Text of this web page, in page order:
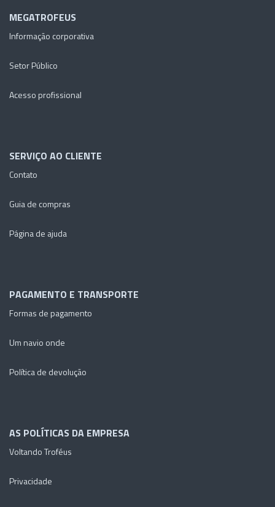
MEGATROFEUS
Informação corporativa
Setor Público
Acesso profissional
SERVIÇO AO CLIENTE
Contato
Guia de compras
Página de ajuda
PAGAMENTO E TRANSPORTE
Formas de pagamento
Um navio onde
Política de devolução
AS POLÍTICAS DA EMPRESA
Voltando Troféus
Privacidade